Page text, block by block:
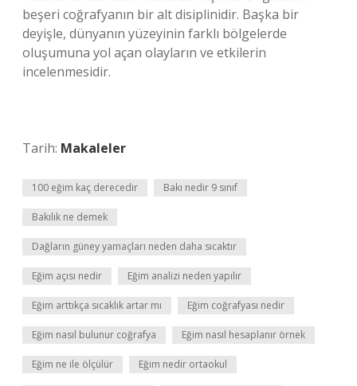
beşeri coğrafyanın bir alt disiplinidir. Başka bir
deyişle, dünyanın yüzeyinin farklı bölgelerde
oluşumuna yol açan olayların ve etkilerin
incelenmesidir.
Tarih: Makaleler
100 eğim kaç derecedir Bakı nedir 9 sınıf
Bakılık ne demek
Dağların güney yamaçları neden daha sıcaktır
Eğim açısı nedir Eğim analizi neden yapılır
Eğim arttıkça sıcaklık artar mı Eğim coğrafyası nedir
Eğim nasıl bulunur coğrafya Eğim nasıl hesaplanır örnek
Eğim ne ile ölçülür Eğim nedir ortaokul